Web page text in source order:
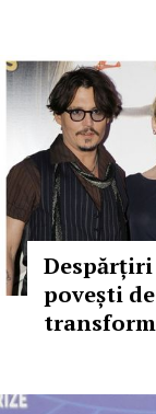
povești